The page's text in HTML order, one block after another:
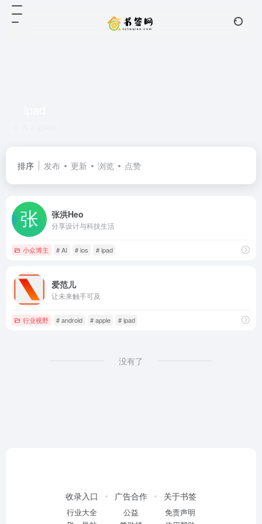
排序 发布 更新 浏览 点赞
张洪Heo
分享设计与科技生活
小众博主 # AI # ios # ipad
爱范儿
让未来触手可及
行业视野 # android # apple # ipad
没有了
收录入口
行业大全
广告合作
公益
关于书签
免责声明